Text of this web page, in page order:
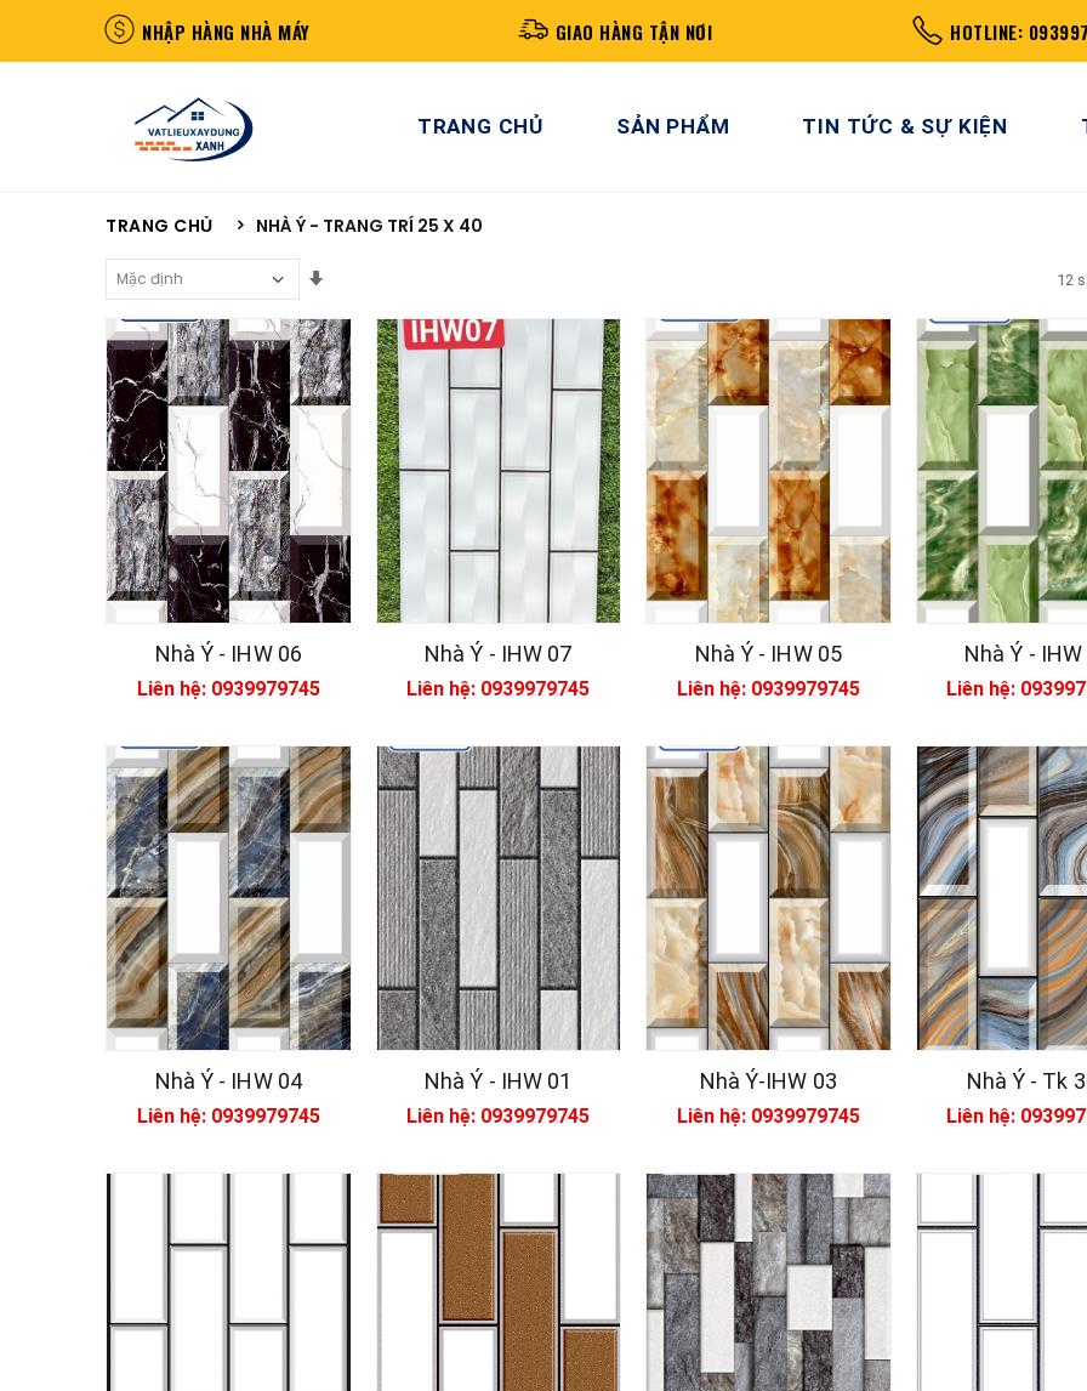
NHẬP HÀNG NHÀ MÁY GIAO HÀNG TẬN NƠI HOTLINE:
TRANG CHỦ SẢN PHẨM TIN TỨC & SỰ KIỆN
TRANG CHỦ NHÀ Ý - TRANG TRÍ 25 X 40
Sắp Xếp Theo 12
Nhà Ý - IHW 06
Liên hệ: 0939979745
Nhà Ý - IHW 07
Liên hệ: 0939979745
Nhà Ý - IHW 05
Liên hệ: 0939979745
Nhà Ý - IHW
Liên hệ:
Nhà Ý - IHW 04
Liên hệ: 0939979745
Nhà Ý - IHW 01
Liên hệ: 0939979745
Nhà Ý-IHW 03
Liên hệ: 0939979745
Nhà Ý - Tk
Liên hệ:
SẢN PHẨM MỚI
Xsmart 15053
320,000đ
Xsmart 15054
320,000đ
SẢN PHẨM NỔI